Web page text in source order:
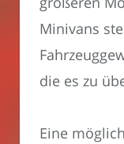
Minivans
die es zu
Eine